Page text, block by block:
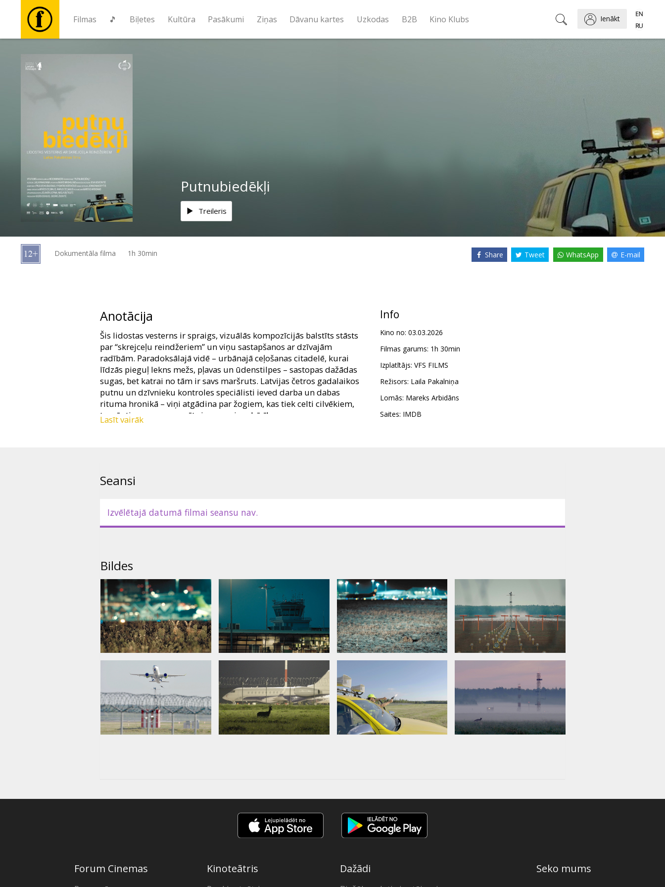
Filmas 🎵 Biļetes Kultūra Pasākumi Ziņas Dāvanu kartes Uzkodas B2B Kino Klubs Ienākt
Kultūra
Ziņas
kartes
Putnubiedēkļi
Treileris
Dokumentāla filma 1h 30min Share Tweet WhatsApp E-mail
Anotācija
Šis lidostas vesterns ir spraigs, vizuālās kompozīcijās balstīts stāsts
par “skrejceļu reindžeriem” un viņu sastapšanos ar dzīvajām
radībām. Paradoksālajā vidē – urbānajā ceļošanas citadelē, kurai
līdzās pieguļ lekns mežs, pļavas un ūdenstilpes – sastopas dažādas
sugas, bet katrai no tām ir savs maršruts. Latvijas četros gadalaikos
putnu un dzīvnieku kontroles speciālisti ieved darba un dabas
rituma hronikā – viņi atgādina par žogiem, kas tiek celti cilvēkiem,
tomēr tie nevar nosargāt visas un visu dzīvības.
Lasīt vairāk
Info
Kino no: 03.03.2026
Filmas garums: 1h 30min
Izplatītājs: VFS FILMS
Režisors: Laila Pakalniņa
Lomās: Mareks Arbidāns
Saites: IMDB
Seansi
Izvēlētajā datumā filmai seansu nav.
Bildes
Forum Cinemas Kinoteātris Dažādi Seko mums